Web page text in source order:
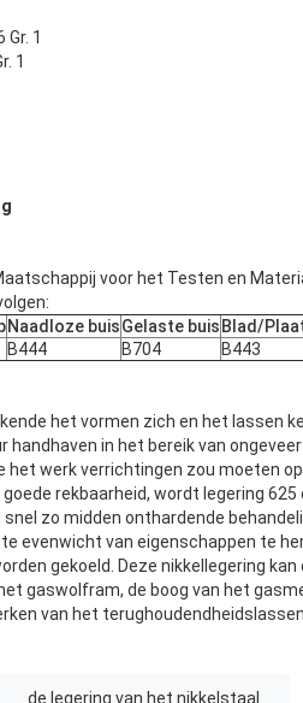
Gr. 1
1
voor het Testen en
Naadloze buisGelaste buis Blad/
B444 B704 B443
het vormen zich en het lassen
in het bereik van
het werk verrichtingen zou moeten
rekbaarheid, wordt legering
zo midden onthardende
evenwicht van eigenschappen te
gekoeld. Deze nikkellegering
gaswolfram, de boog van het
van het
de legering van het nikkelstaal